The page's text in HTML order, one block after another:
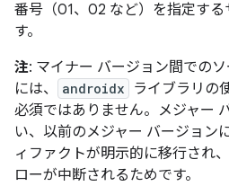
番号（01、02 など）を指定す
す。
注: マイナー バージョン間での
には、
androidx
ライブラリの
必須ではありません。メジャー
い、以前のメジャー バージョン
ィファクトが明示的に移行され
ローが中断されるためです。